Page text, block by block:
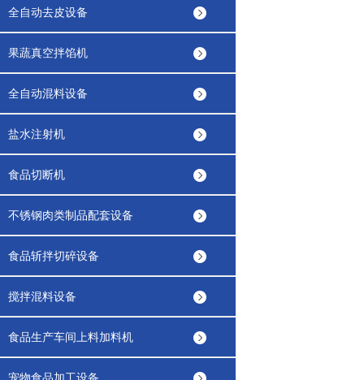
全自动去皮设备
果蔬真空拌馅机
全自动混料设备
盐水注射机
食品切断机
不锈钢肉类制品配套设备
食品斩拌切碎设备
搅拌混料设备
食品生产车间上料加料机